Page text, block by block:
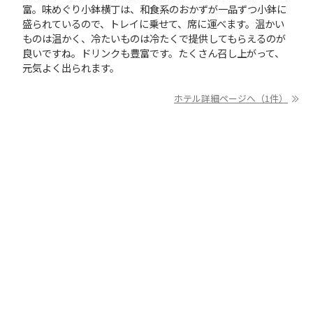
富。味めぐり小鉢横丁は、和食系のおかずが一品ずつ小鉢に
盛られているので、トレイに乗せて、席に運べます。温かい
ものは温かく、冷たいものは冷たくで提供してもらえるのが
良いですね。ドリンクも豊富です。たくさん召し上がって、
元気よく出られます。
ホテル詳細ページへ（1件）